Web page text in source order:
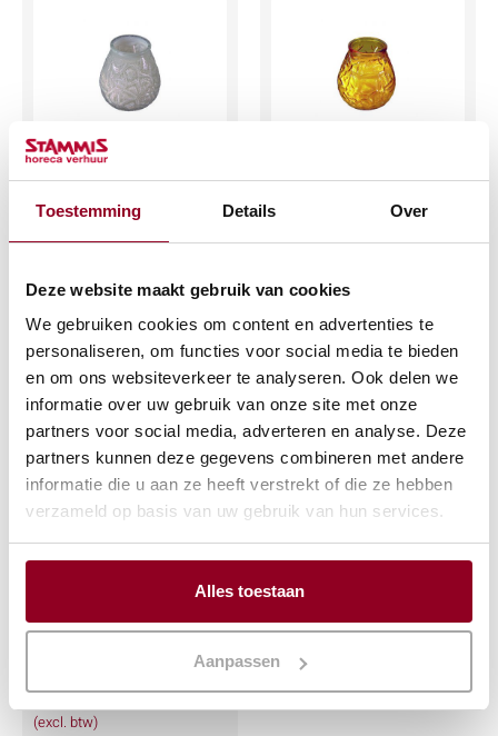
Toestemming Details Over
Deze website maakt gebruik van cookies
We gebruiken cookies om content en advertenties te
personaliseren, om functies voor social media te bieden
en om ons websiteverkeer te analyseren. Ook delen we
informatie over uw gebruik van onze site met onze
partners voor social media, adverteren en analyse. Deze
partners kunnen deze gegevens combineren met andere
informatie die u aan ze heeft verstrekt of die ze hebben
verzameld op basis van uw gebruik van hun services.
Alles toestaan
Aanpassen
Kaarslamp /
Lowboy wit
€2,07
IN WINKELWAGEN
€2,07
IN WINKELWAGEN
Meer info
Kaarslamp /
€2,07
(excl. btw)